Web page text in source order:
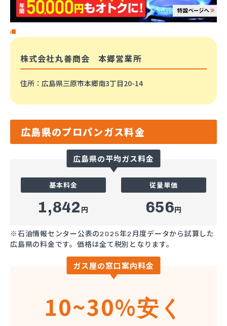
株式会社丸善商会 本郷営業所
住所 ：広島県三原市本郷南3丁目20-14
広島県のプロパンガス料金
広島県の平均ガス料金
基本料金
1,842 円
従量単価
656円
※石油情報センター公表の2025年2月度データから試算した
広島県の料金です。価格は全て税別となります。
ガス屋の窓口案内料金
10~30%安く